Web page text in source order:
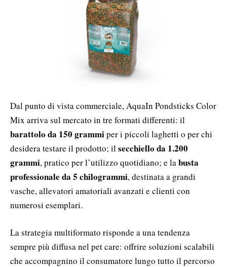
Dal punto di vista commerciale, AquaIn Pondsticks Color
Mix arriva sul mercato in tre formati differenti: il
barattolo da 150 grammiper i piccoli laghetti o per chi
desidera testare il prodotto; ilsecchiello da 1.200
grammi, pratico per l’utilizzo quotidiano; e labusta
professionale da 5 chilogrammi, destinata a grandi
vasche, allevatori amatoriali avanzati e clienti con
numerosi esemplari.
La strategia multiformato risponde a una tendenza
sempre più diffusa nel pet care: offrire soluzioni scalabili
che accompagnino il consumatore lungo tutto il percorso